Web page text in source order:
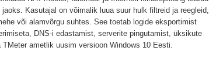
Kasutajal on võimalik luua suur hulk filtreid ja reegleid,
või alamvõrgu suhtes. See toetab logide eksportimist
DNS-i edastamist, serverite pingutamist, üksikute
ametlik uusim versioon Windows 10 Eesti.